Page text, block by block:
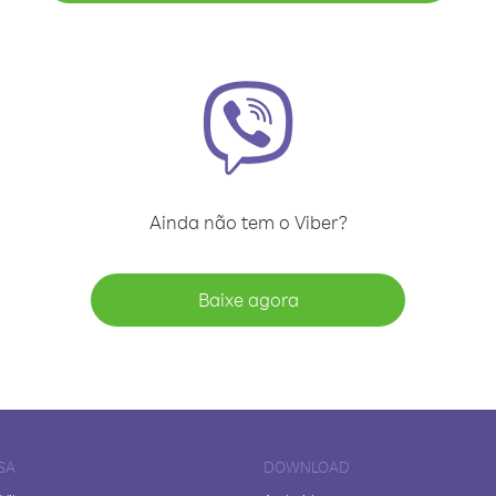
Ainda não tem o Viber?
Baixe agora
DOWNLOAD